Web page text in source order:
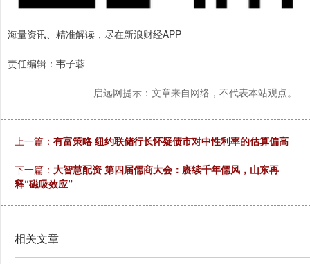
海量资讯、精准解读，尽在新浪财经APP
责任编辑：韦子蓉
启远网提示：文章来自网络，不代表本站观点。
上一篇： 有富策略 纽约联储行长怀疑债市对中性利率的估算偏高
下一篇： 大智慧配资 第四届儒商大会：赓续千年儒风，山东再
释“磁吸效应”
相关文章